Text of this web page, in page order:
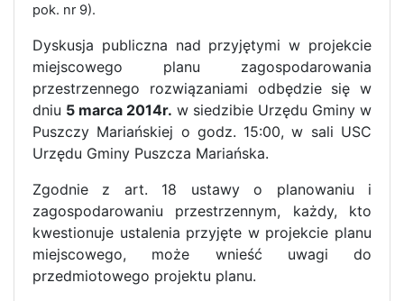
pok. nr 9).
Dyskusja publiczna nad przyjętymi w projekcie
miejscowego planu zagospodarowania
przestrzennego rozwiązaniami odbędzie się w
dniu 5 marca 2014r. w siedzibie Urzędu Gminy w
Puszczy Mariańskiej o godz. 15:00, w sali USC
Urzędu Gminy Puszcza Mariańska.
Zgodnie z art. 18 ustawy o planowaniu i
zagospodarowaniu przestrzennym, każdy, kto
kwestionuje ustalenia przyjęte w projekcie planu
miejscowego, może wnieść uwagi do
przedmiotowego projektu planu.